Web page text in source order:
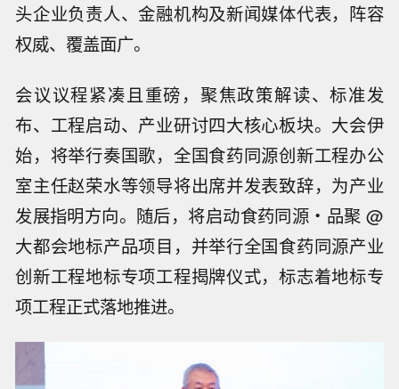
头企业负责人、金融机构及新闻媒体代表，阵容
权威、覆盖面广。
会议议程紧凑且重磅，聚焦政策解读、标准发
布、工程启动、产业研讨四大核心板块。大会伊
始，将举行奏国歌， 全国食药同源创新工程办公
室主任赵荣水等领导将出席并发表致辞，为产业
发展指明方向。随后，将启动食药同源 ・ 品聚 @
大都会地标产品项目，并举行全国食药同源产业
创新工程地标专项工程揭牌仪式，标志着地标专
项工程正式落地推进。